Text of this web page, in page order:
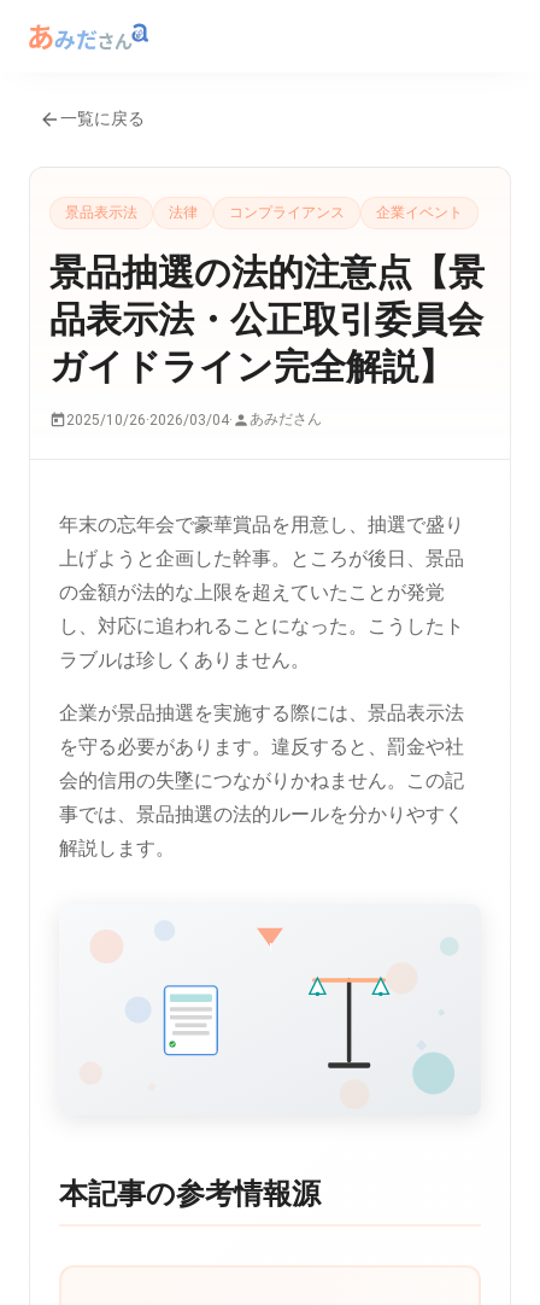
一覧に戻る
景品表示法 法律 コンプライアンス 企業イベント
景品抽選の法的注意点【景
品表示法・公正取引委員会
ガイドライン完全解説】
2025/10/26·2026/03/04· あみださん
年末の忘年会で豪華賞品を用意し、抽選で盛り
上げようと企画した幹事。ところが後日、景品
の金額が法的な上限を超えていたことが発覚
し、対応に追われることになった。こうしたト
ラブルは珍しくありません。
企業が景品抽選を実施する際には、景品表示法
を守る必要があります。違反すると、罰金や社
会的信用の失墜につながりかねません。この記
事では、景品抽選の法的ルールを分かりやすく
解説します。
本記事の参考情報源